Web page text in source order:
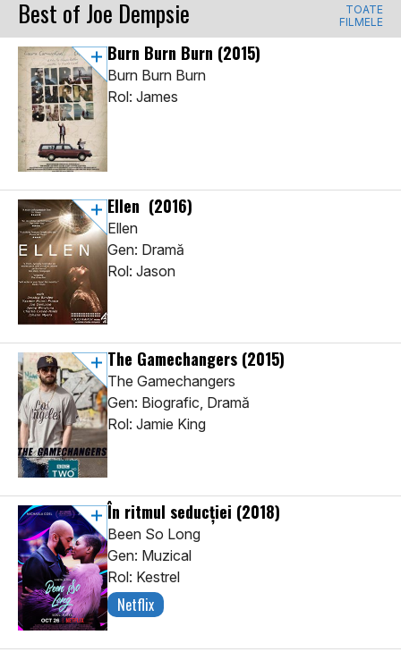
Best of Joe Dempsie
TOATE
FILMELE
Burn Burn Burn (2015)
Burn Burn Burn
Rol: James
Ellen (2016)
Ellen
Gen: Dramă
Rol: Jason
The Gamechangers (2015)
The Gamechangers
Gen: Biografic, Dramă
Rol: Jamie King
În ritmul seducției (2018)
Been So Long
Gen: Muzical
Rol: Kestrel
Netflix